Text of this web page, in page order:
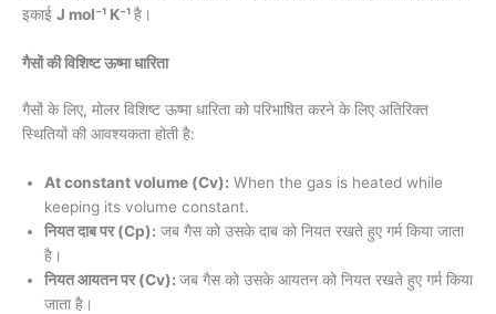
इकाई J mol⁻¹ K⁻¹है।
गैसों की विशिष्ट ऊष्मा धारिता
गैसों के लिए, मोलर विशिष्ट ऊष्मा धारिता को परिभाषित करने के लिए अतिरिक्त
स्थितियों की आवश्यकता होती है:
At constant volume (Cv): When the gas is heated while
keeping its volume constant.
नियत दाब पर (Cp): जब गैस को उसके दाब को नियत रखते हुए गर्म किया जाता
है।
नियत आयतन पर (Cv): जब गैस को उसके आयतन को नियत रखते हुए गर्म किया
जाता है।